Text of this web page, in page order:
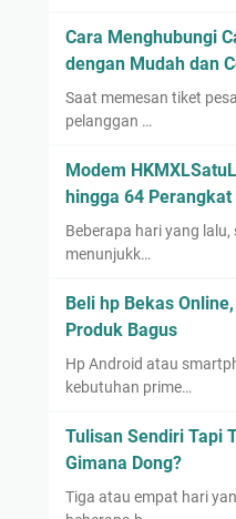
Cara Menghubungi
dengan Mudah dan
Saat memesan tiket
pelanggan …
Modem
hingga 64 Perangkat
Beberapa hari yang
menunjukk…
Beli hp Bekas
Produk Bagus
Hp Android atau
kebutuhan prime…
Tulisan Sendiri Tapi
Gimana Dong?
Tiga atau empat hari